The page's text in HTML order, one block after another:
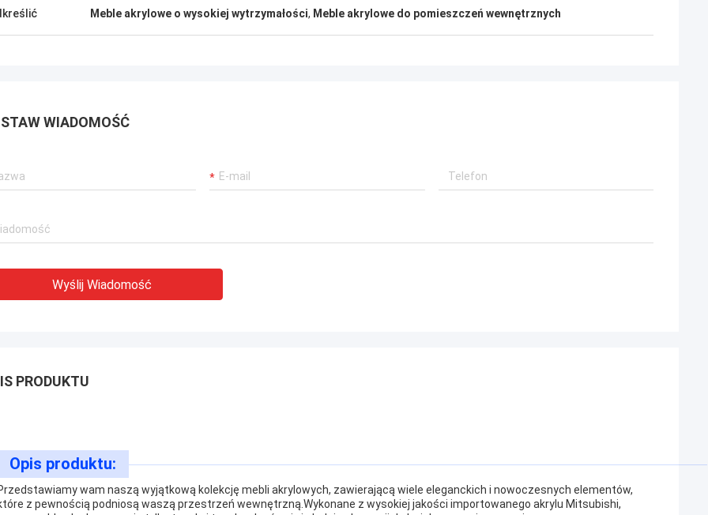
Meble akrylowe o wysokiej wytrzymałości, Meble akrylowe do pomieszczeń wewnętrznych
WIADOMOŚĆ
Wyślij Wiadomość
PRODUKTU
Opis produktu:
wam naszą wyjątkową kolekcję mebli akrylowych, zawierającą wiele eleganckich i nowoczesnych elementów,
z pewnością podniosą waszą przestrzeń wewnętrzną.Wykonane z wysokiej jakości importowanego akrylu Mitsubishi,